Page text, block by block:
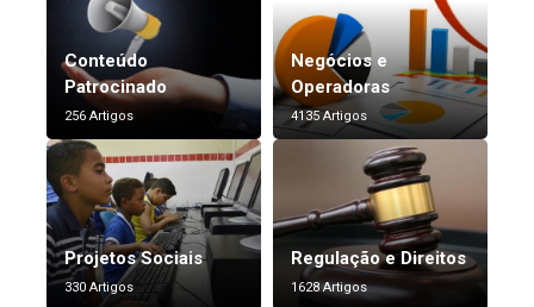
Conteúdo
Patrocinado
256 Artigos
Negócios e
Operadoras
4135 Artigos
Projetos Sociais
330 Artigos
Regulação e Direitos
1628 Artigos